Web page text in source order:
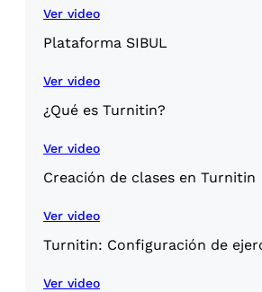
Ver video
Plataforma SIBUL
Ver video
¿Qué es Turnitin?
Ver video
Creación de clases en Turnitin
Ver video
Turnitin: Configuración de
Ver video